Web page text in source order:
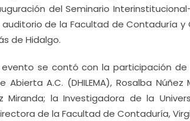
del Seminario
de la Facultad de Contaduría y
de Hidalgo.
evento se contó con la participación de
Abierta A.C. (DHILEMA), Rosalba
Miranda; la Investigadora de la
de la Facultad de Contaduría,